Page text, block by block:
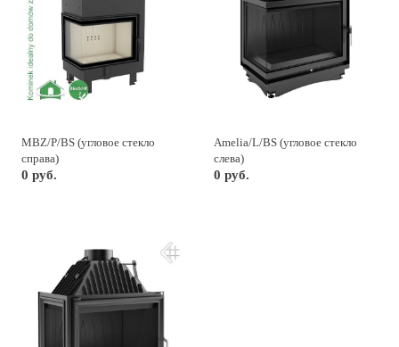
MBZ/P/BS (угловое стекло
справа)
0 руб.
Amelia/L/BS (угловое стекло
слева)
0 руб.